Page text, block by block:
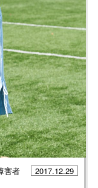
害者
2017.12.29